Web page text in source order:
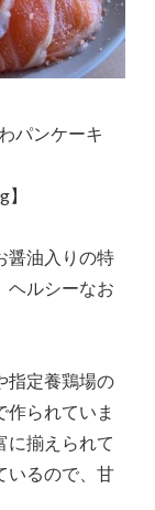
パンケーキ
醤油入りの特
ヘルシーなお
指定養鶏場の
作られていま
に揃えられて
いるので、甘